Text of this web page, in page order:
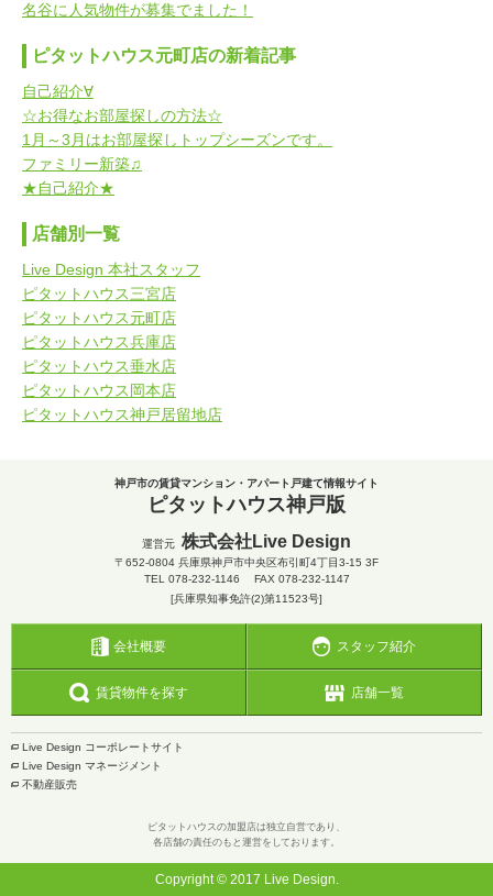
名谷に人気物件が募集でました！
ピタットハウス元町店の新着記事
自己紹介∀
☆お得なお部屋探しの方法☆
1月～3月はお部屋探しトップシーズンです。
ファミリー新築♫
★自己紹介★
店舗別一覧
Live Design 本社スタッフ
ピタットハウス三宮店
ピタットハウス元町店
ピタットハウス兵庫店
ピタットハウス垂水店
ピタットハウス岡本店
ピタットハウス神戸居留地店
神戸市の賃貸マンション・アパート戸建て情報サイト
ピタットハウス神戸版
運営元 株式会社Live Design
〒652-0804 兵庫県神戸市中央区布引町4丁目3-15 3F
TEL 078-232-1146
FAX 078-232-1147
[兵庫県知事免許(2)第11523号]
会社概要 スタッフ紹介
賃貸物件を探す 店舗一覧
Live Design コーポレートサイト
Live Design マネージメント
不動産販売
ピタットハウスの加盟店は独立自営であり、
各店舗の責任のもと運営をしております。
Copyright © 2017 Live Design.